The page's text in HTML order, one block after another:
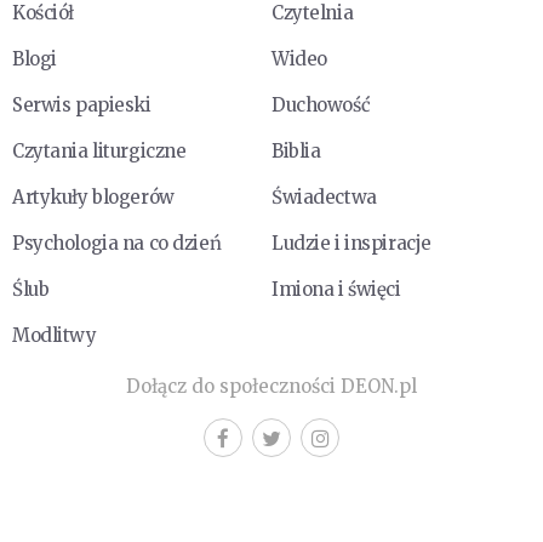
Kościół
Czytelnia
Blogi
Wideo
Serwis papieski
Duchowość
Czytania liturgiczne
Biblia
Artykuły blogerów
Świadectwa
Psychologia na co dzień
Ludzie i inspiracje
Ślub
Imiona i święci
Modlitwy
Dołącz do społeczności DEON.pl